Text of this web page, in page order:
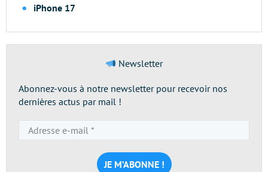
iPhone 17
Newsletter
Abonnez-vous à notre newsletter pour recevoir nos
dernières actus par mail !
e-
mail
*